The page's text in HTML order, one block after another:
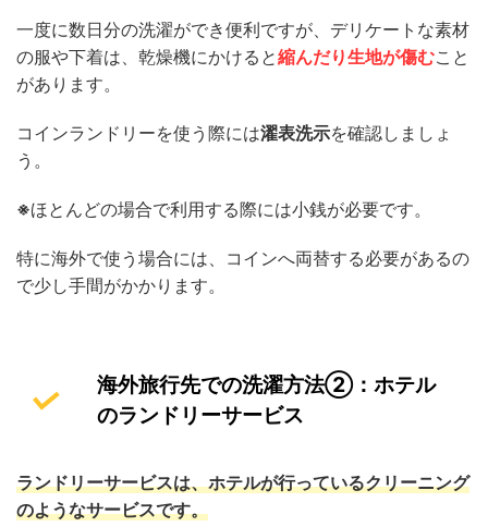
一度に数日分の洗濯ができ便利ですが、デリケートな素材
の服や下着は、乾燥機にかけると縮んだり生地が傷むこと
があります。
コインランドリーを使う際には濯表洗示を確認しましょ
う。
※ほとんどの場合で利用する際には小銭が必要です。
特に海外で使う場合には、コインへ両替する必要があるの
で少し手間がかかります。
海外旅行先での洗濯方法②：ホテル
のランドリーサービス
ランドリーサービスは、ホテルが行っているクリーニング
のようなサービスです。